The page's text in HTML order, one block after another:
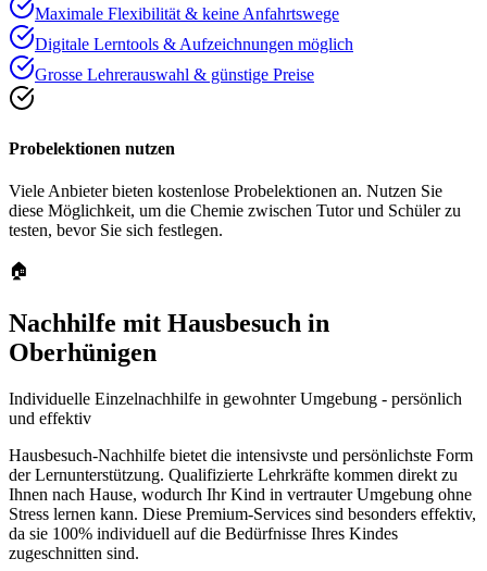
Maximale Flexibilität & keine Anfahrtswege
Digitale Lerntools & Aufzeichnungen möglich
Grosse Lehrerauswahl & günstige Preise
Probelektionen nutzen
Viele Anbieter bieten kostenlose Probelektionen an. Nutzen Sie
diese Möglichkeit, um die Chemie zwischen Tutor und Schüler zu
testen, bevor Sie sich festlegen.
🏠
Nachhilfe mit Hausbesuch in
Oberhünigen
Individuelle Einzelnachhilfe in gewohnter Umgebung - persönlich
und effektiv
Hausbesuch-Nachhilfe bietet die intensivste und persönlichste Form
der Lernunterstützung. Qualifizierte Lehrkräfte kommen direkt zu
Ihnen nach Hause, wodurch Ihr Kind in vertrauter Umgebung ohne
Stress lernen kann. Diese Premium-Services sind besonders effektiv,
da sie 100% individuell auf die Bedürfnisse Ihres Kindes
zugeschnitten sind.